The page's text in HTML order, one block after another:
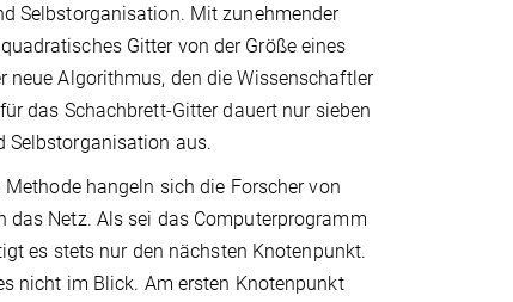
Selbstorganisation. Mit zunehmender
Gitter von der Größe eines
Algorithmus, den die Wissenschaftler
das Schachbrett-Gitter dauert nur sieben
Selbstorganisation aus.
Methode hangeln sich die Forscher von
das Netz. Als sei das Computerprogramm
es stets nur den nächsten Knotenpunkt.
nicht im Blick. Am ersten Knotenpunkt